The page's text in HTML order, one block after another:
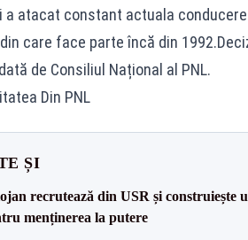
a atacat constant actuala
care face parte încă din
de Consiliul Național al PNL.
Din PNL
ȘI
recrutează din USR și construiește
menținerea la putere